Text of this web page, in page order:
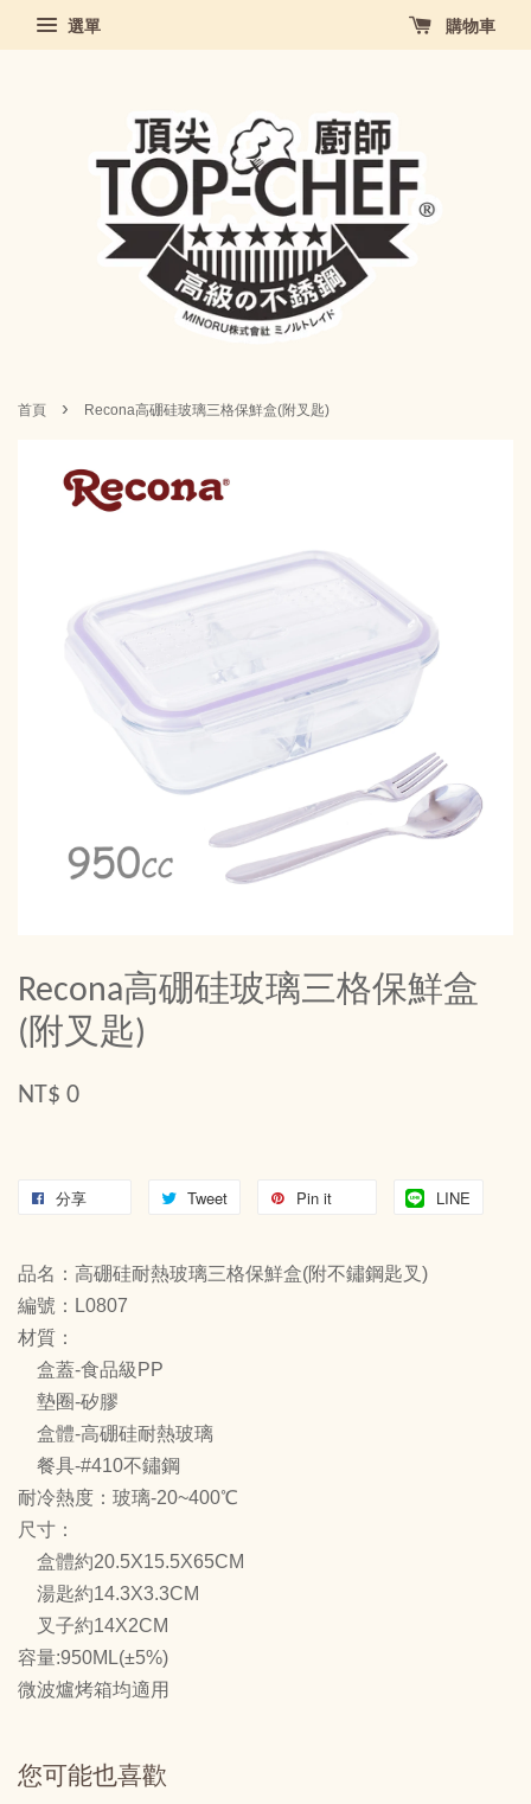
選單 購物車
首頁 › Recona高硼硅玻璃三格保鮮盒(附叉匙)
Recona高硼硅玻璃三格保鮮盒
(附叉匙)
NT$ 0
分享 Tweet Pin it LINE
品名：高硼硅耐熱玻璃三格保鮮盒(附不鏽鋼匙叉)
編號：L0807
材質：
盒蓋-食品級PP
墊圈-矽膠
盒體-高硼硅耐熱玻璃
餐具-#410不鏽鋼
耐冷熱度：玻璃-20~400℃
尺寸：
盒體約20.5X15.5X65CM
湯匙約14.3X3.3CM
叉子約14X2CM
容量:950ML(±5%)
微波爐烤箱均適用
您可能也喜歡